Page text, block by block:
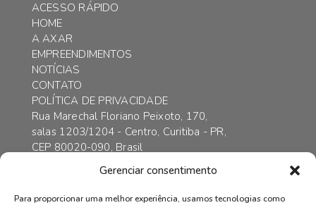
Gerenciar consentimento
Para proporcionar uma melhor experiência, usamos tecnologias como
ACESSO RÁPIDO
HOME
A AXAR
EMPREENDIMENTOS
NOTÍCIAS
CONTATO
POLÍTICA DE PRIVACIDADE
Rua Marechal Floriano Peixoto, 170,
salas 1203/1204 - Centro, Curitiba - PR,
CEP 80020-090, Brasil
+55 41 3352-6989
+55 41 99169-4578